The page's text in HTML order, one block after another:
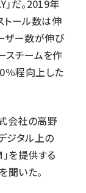
」だ。2019年
トール数は伸
ザー数が伸び
スチームを作
％程向上した
会社の高野
ジタル上の
」を提供する
聞いた。